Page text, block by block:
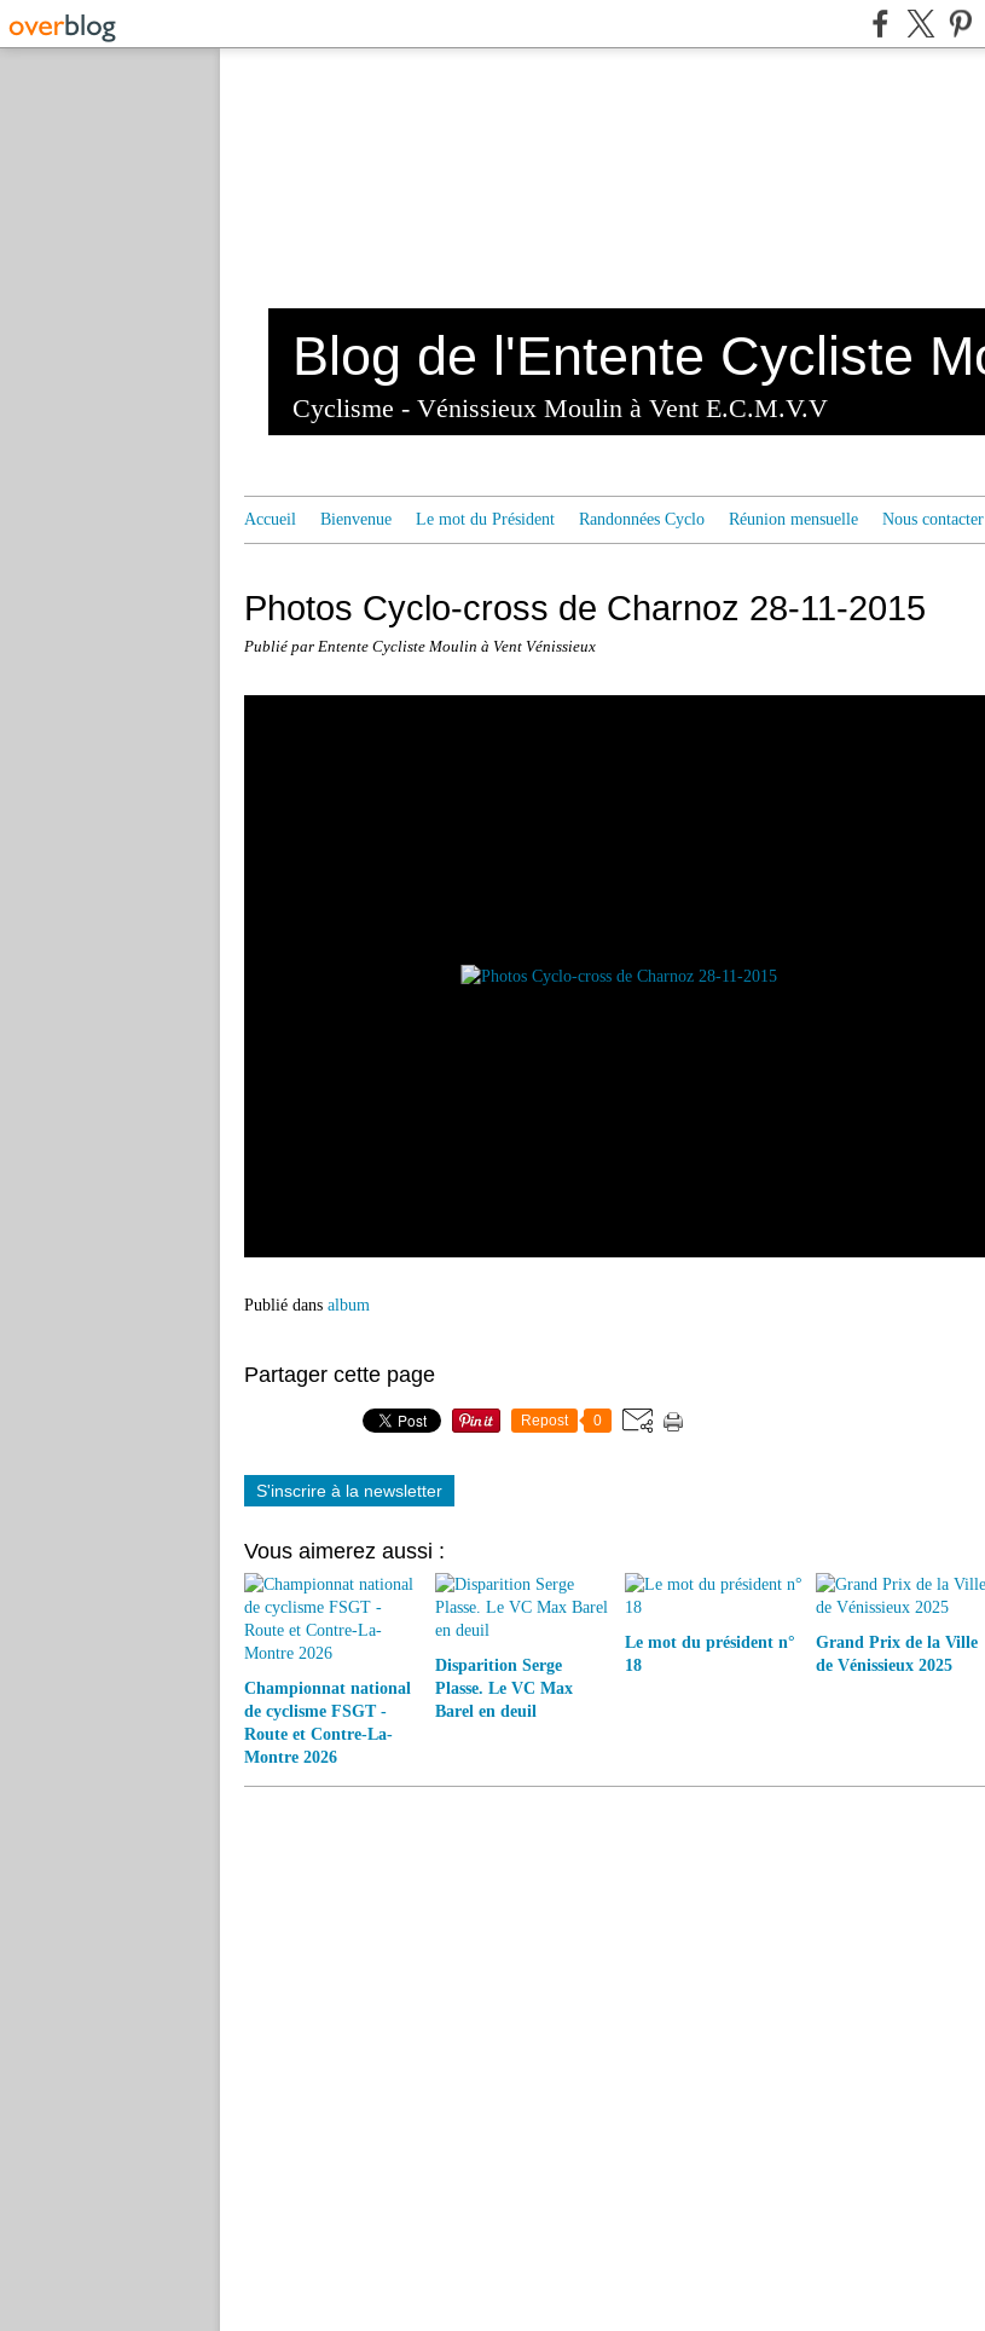
Cyclisme - Vénissieux Moulin à Vent E.C.M.V.V
Accueil Bienvenue Le mot du Président Randonnées Cyclo Réunion mensuelle Nous contacter
Photos Cyclo-cross de Charnoz 28-11-2015
Publié par Entente Cycliste Moulin à Vent Vénissieux
Publié dans album
Partager cette page
Repost 0
S'inscrire à la newsletter
Vous aimerez aussi :
Championnat national
de cyclisme FSGT -
Route et Contre-La-
Montre 2026
Disparition Serge
Plasse. Le VC Max
Barel en deuil
Le mot du président n°
18
Grand Prix de la Ville
de Vénissieux 2025